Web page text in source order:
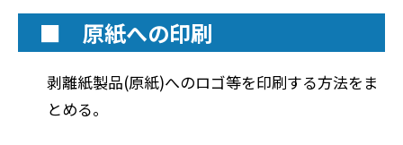
■ 原紙への印刷
剥離紙製品(原紙)へのロゴ等を印刷する方法をま
とめる。